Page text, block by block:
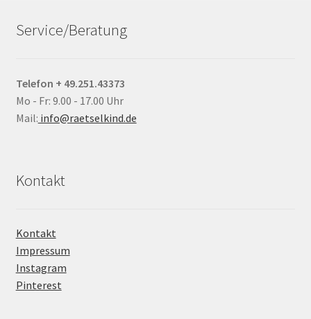
Service/Beratung
Telefon + 49.251.43373
Mo - Fr: 9.00 - 17.00 Uhr
Mail: info@raetselkind.de
Kontakt
Kontakt
Impressum
Instagram
Pinterest